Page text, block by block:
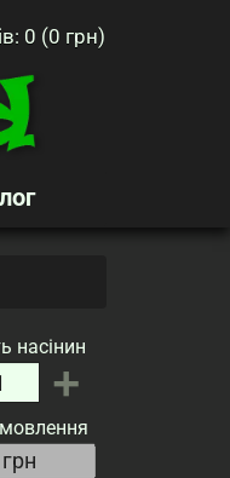
0 (0 грн)
насінин
+